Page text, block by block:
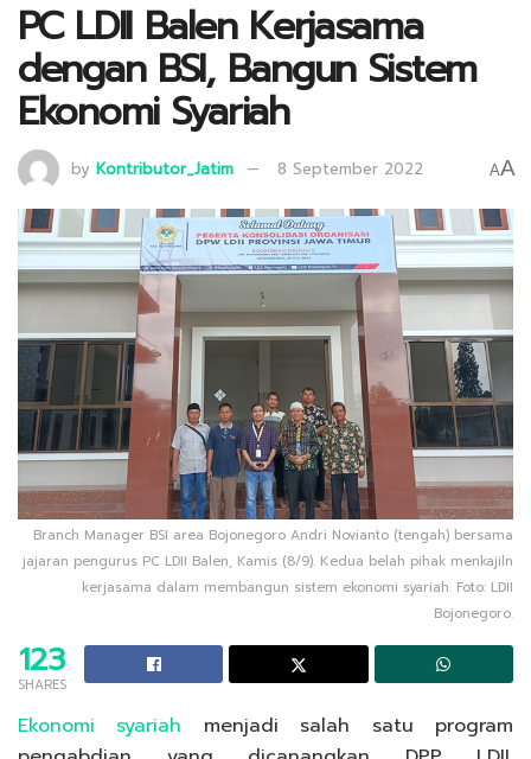
PC LDII Balen Kerjasama
dengan BSI, Bangun Sistem
Ekonomi Syariah
by Kontributor_Jatim 8 September 2022 AA
Branch Manager BSI area Bojonegoro Andri Novianto (tengah) bersama
jajaran pengurus PC LDII Balen, Kamis (8/9). Kedua belah pihak menkajiln
kerjasama dalam membangun sistem ekonomi syariah. Foto: LDII
Bojonegoro.
123
SHARES
Ekonomi syariah menjadi salah satu program